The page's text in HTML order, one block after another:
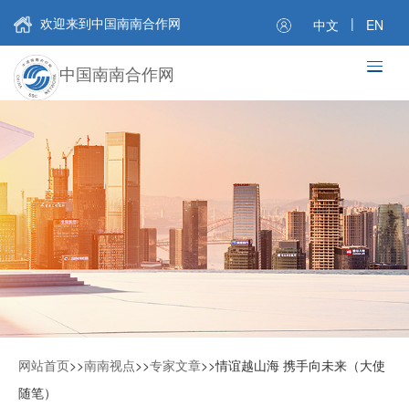
欢迎来到中国南南合作网 中文 | EN
中国南南合作网
网站首页>>南南视点>>专家文章>>情谊越山海 携手向未来（大使
随笔）